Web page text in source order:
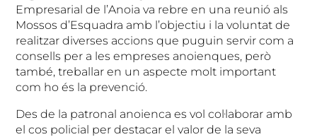
Empresarial de l’Anoia va rebre en una reunió als
Mossos d’Esquadra amb l’objectiu i la voluntat de
realitzar diverses accions que puguin servir com a
consells per a les empreses anoienques, però
també, treballar en un aspecte molt important
com ho és la prevenció.
Des de la patronal anoienca es vol col·laborar amb
el cos policial per destacar el valor de la seva